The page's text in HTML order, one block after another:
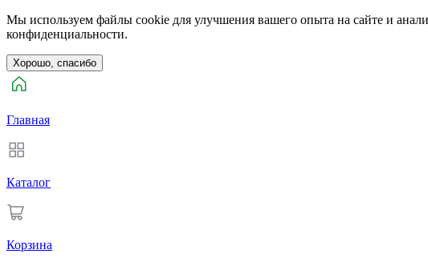
Мы используем файлы cookie для улучшения вашего опыта на сайте и
конфиденциальности.
Хорошо, спасибо
Главная
Каталог
Корзина